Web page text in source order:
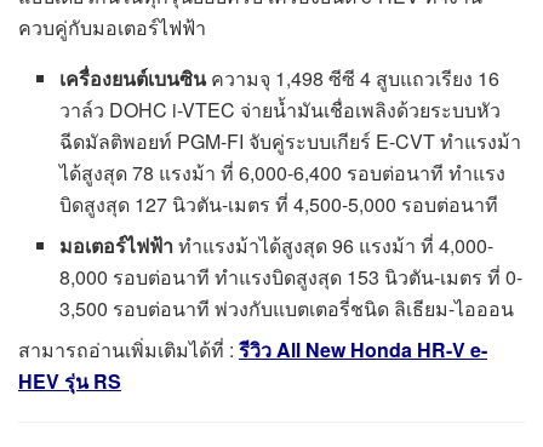
ควบคู่กับมอเตอร์ไฟฟ้า
เครื่องยนต์เบนซินความจุ 1,498 ซีซี 4 สูบแถวเรียง 16
วาล์ว DOHC i-VTEC จ่ายน้ำมันเชื่อเพลิงด้วยระบบหัว
ฉีดมัลติพอยท์ PGM-FI จับคู่ระบบเกียร์ E-CVT ทำแรงม้า
ได้สูงสุด 78 แรงม้า ที่ 6,000-6,400 รอบต่อนาที ทำแรง
บิดสูงสุด 127 นิวตัน-เมตร ที่ 4,500-5,000 รอบต่อนาที
มอเตอร์ไฟฟ้าทำแรงม้าได้สูงสุด 96 แรงม้า ที่ 4,000-
8,000 รอบต่อนาที ทำแรงบิดสูงสุด 153 นิวตัน-เมตร ที่ 0-
3,500 รอบต่อนาที พ่วงกับแบตเตอรี่ชนิด ลิเธียม-ไอออน
สามารถอ่านเพิ่มเติมได้ที่ : รีวิว All New Honda HR-V e-
HEV รุ่น RS